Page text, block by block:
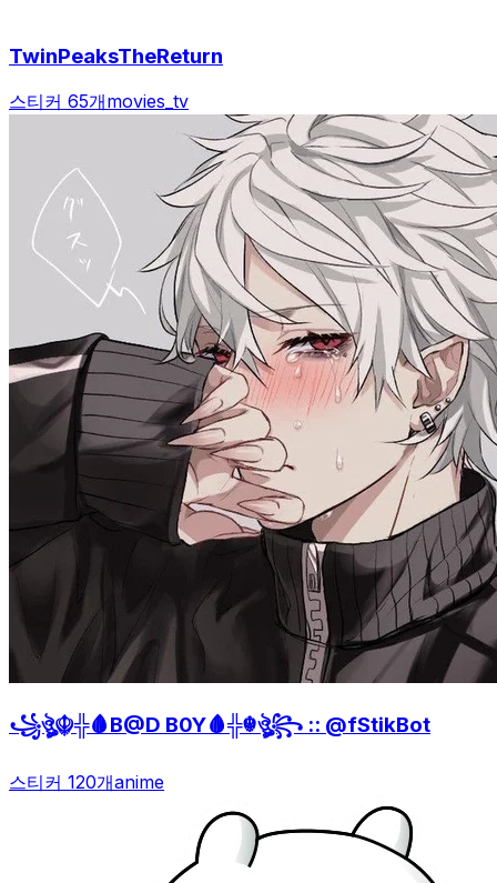
TwinPeaksTheReturn
스티커 65개movies_tv
꧁ঔৣ☬╬🩸B@D B0Y🩸╬☬ঔৣ꧂ :: @fStikBot
스티커 120개anime